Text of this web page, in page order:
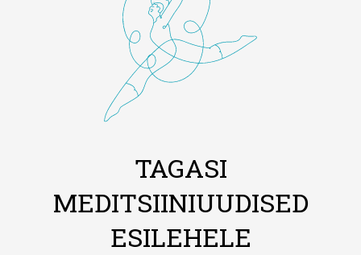
TAGASI
MEDITSIINIUUDISED
ESILEHELE